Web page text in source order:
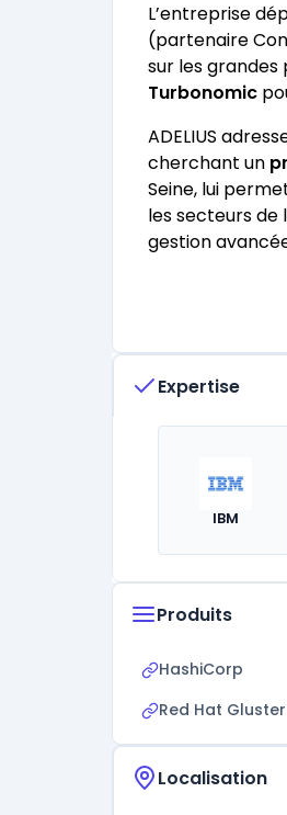
L’entreprise
(partenaire
sur les
Turbonomic
ADELIUS
cherchant un
Seine, lui
les secteurs de
gestion
Expertise
IBM
Produits
HashiCorp
Red Hat Gluster
Localisation